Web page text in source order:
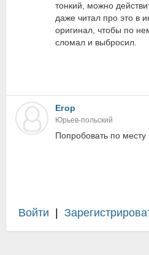
тонкий, можно
даже читал про это в
оригинал, чтобы по
сломал и выбросил.
Егор
Юрьев-польский
Попробовать по месту
Войти